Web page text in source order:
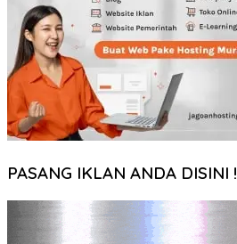
PASANG IKLAN ANDA DISINI !